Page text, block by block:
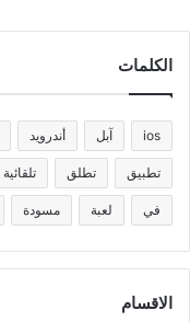
الكلمات
ios آبل أندرويد
تطبيق تطلق تلقائية
في لعبة مسودة
الاقسام